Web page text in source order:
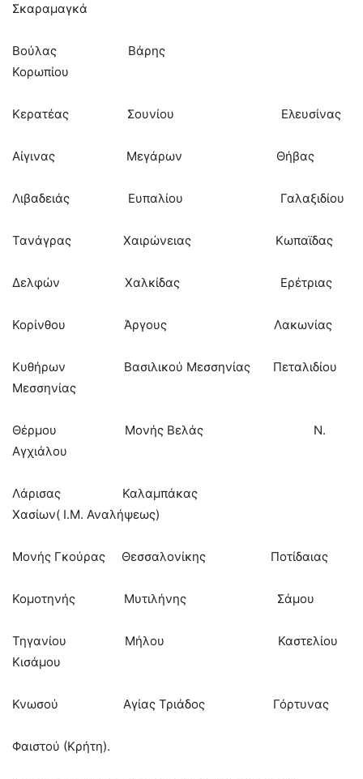
Σκαραμαγκά
Βούλας Βάρης
Κορωπίου
Κερατέας Σουνίου Ελευσίνας
Αίγινας Μεγάρων Θήβας
Λιβαδειάς Ευπαλίου Γαλαξιδίου
Τανάγρας Χαιρώνειας Κωπαϊδας
Δελφών Χαλκίδας Ερέτριας
Κορίνθου Άργους Λακωνίας
Κυθήρων Βασιλικού Μεσσηνίας Πεταλιδίου
Μεσσηνίας
Θέρμου Μονής Βελάς Ν.
Αγχιάλου
Λάρισας Καλαμπάκας
Χασίων( Ι.Μ. Αναλήψεως)
Μονής Γκούρας Θεσσαλονίκης Ποτίδαιας
Κομοτηνής Μυτιλήνης Σάμου
Τηγανίου Μήλου Καστελίου
Κισάμου
Κνωσού Αγίας Τριάδος Γόρτυνας
Φαιστού (Κρήτη).